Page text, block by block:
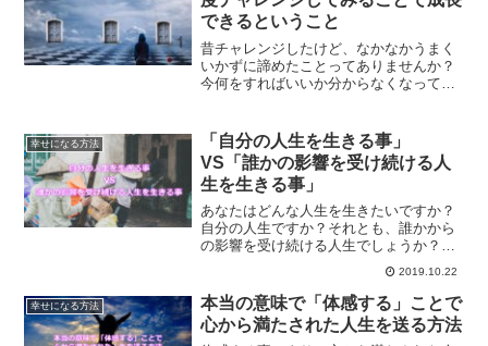
できるということ
昔チャレンジしたけど、なかなかうまく
いかずに諦めたことってありませんか？
今何をすればいいか分からなくなってし
べき時なのです。成長するためにはどう
したらいいのかについて、解説していき
ます。
幸せになる方法
「自分の人生を生きる事」
VS「誰かの影響を受け続ける人
生を生きる事」
あなたはどんな人生を生きたいですか？
自分の人生ですか？それとも、誰かから
の影響を受け続ける人生でしょうか？ど
う生きたいか？決めることで、望む人生
を生きる方法について解説します。
2019.10.22
幸せになる方法
本当の意味で「体感する」ことで
心から満たされた人生を送る方法